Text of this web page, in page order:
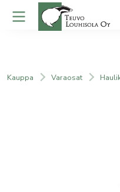
Kauppa Varaosat